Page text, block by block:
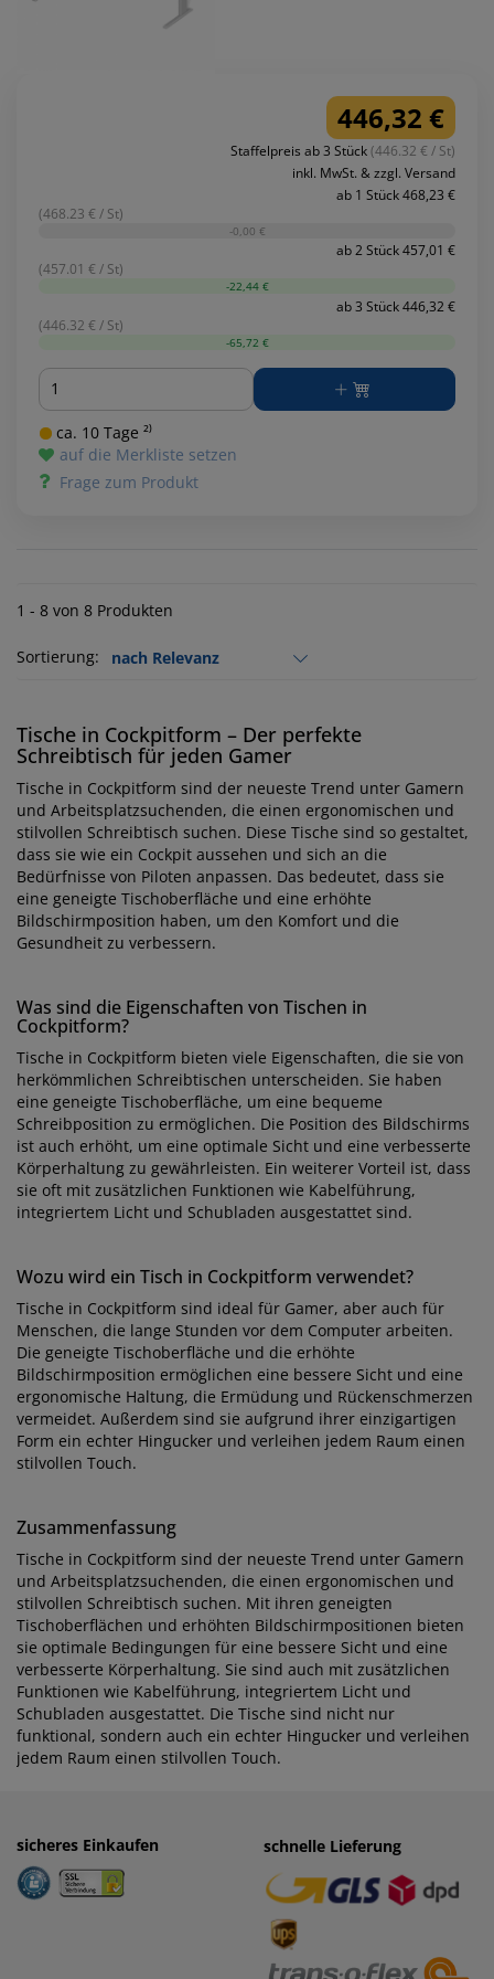
446,32 €
Staffelpreis ab 3 Stück(446.32 € / St)
inkl. MwSt. & zzgl. Versand
ab 1 Stück 468,23 €
(468.23 € / St)
-0,00 €
ab 2 Stück 457,01 €
(457.01 € / St)
-22,44 €
ab 3 Stück 446,32 €
(446.32 € / St)
-65,72 €
Menge
ca. 10 Tage ²⁾
auf die Merkliste setzen
Frage zum Produkt
1 - 8 von 8 Produkten
Sortierung:
Tische in Cockpitform – Der perfekte
Schreibtisch für jeden Gamer
Tische in Cockpitform sind der neueste Trend unter Gamern
und Arbeitsplatzsuchenden, die einen ergonomischen und
stilvollen Schreibtisch suchen. Diese Tische sind so gestaltet,
dass sie wie ein Cockpit aussehen und sich an die
Bedürfnisse von Piloten anpassen. Das bedeutet, dass sie
eine geneigte Tischoberfläche und eine erhöhte
Bildschirmposition haben, um den Komfort und die
Gesundheit zu verbessern.
Was sind die Eigenschaften von Tischen in
Cockpitform?
Tische in Cockpitform bieten viele Eigenschaften, die sie von
herkömmlichen Schreibtischen unterscheiden. Sie haben
eine geneigte Tischoberfläche, um eine bequeme
Schreibposition zu ermöglichen. Die Position des Bildschirms
ist auch erhöht, um eine optimale Sicht und eine verbesserte
Körperhaltung zu gewährleisten. Ein weiterer Vorteil ist, dass
sie oft mit zusätzlichen Funktionen wie Kabelführung,
integriertem Licht und Schubladen ausgestattet sind.
Wozu wird ein Tisch in Cockpitform verwendet?
Tische in Cockpitform sind ideal für Gamer, aber auch für
Menschen, die lange Stunden vor dem Computer arbeiten.
Die geneigte Tischoberfläche und die erhöhte
Bildschirmposition ermöglichen eine bessere Sicht und eine
ergonomische Haltung, die Ermüdung und Rückenschmerzen
vermeidet. Außerdem sind sie aufgrund ihrer einzigartigen
Form ein echter Hingucker und verleihen jedem Raum einen
stilvollen Touch.
Zusammenfassung
Tische in Cockpitform sind der neueste Trend unter Gamern
und Arbeitsplatzsuchenden, die einen ergonomischen und
stilvollen Schreibtisch suchen. Mit ihren geneigten
Tischoberflächen und erhöhten Bildschirmpositionen bieten
sie optimale Bedingungen für eine bessere Sicht und eine
verbesserte Körperhaltung. Sie sind auch mit zusätzlichen
Funktionen wie Kabelführung, integriertem Licht und
Schubladen ausgestattet. Die Tische sind nicht nur
funktional, sondern auch ein echter Hingucker und verleihen
jedem Raum einen stilvollen Touch.
sicheres Einkaufen einfaches Zahlen
· Rechnung
· Vorkasse
schnelle Lieferung